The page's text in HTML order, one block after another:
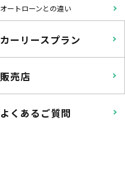
オートローンとの違い
カーリースプラン
販売店
よくあるご質問